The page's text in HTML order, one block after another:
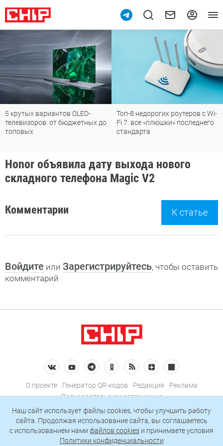
5 крутых вариантов OLED-
телевизоров: от бюджетных до
топовых
Топ-8 недорогих роутеров с Wi-
Fi 7: все «плюшки» последнего
стандарта
Honor объявила дату выхода нового
складного телефона Magic V2
Комментарии К статье
Войдите или Зарегистрируйтесь, чтобы оставить
комментарий
О проекте Генератор QR-кодов Редакция
Реклама
Пользовательское соглашение
Политика конфиденциальности
Подписаться на рассылку
Наш сайт использует файлы cookies, чтобы улучшить работу
сайта. Продолжая использование сайта, вы соглашаетесь
c использованием нами файлов cookies и принимаете условия
Политики конфиденциальности